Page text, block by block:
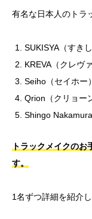
有名な日本人のトラ
SUKISYA（すきし
KREVA（クレヴァ
Seiho（セイホー）
Qrion（クリョー
Shingo Nakamura
トラックメイクの
す。
1名ずつ詳細を紹介し